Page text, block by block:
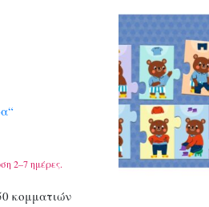
2–7 ημέρες.
κομματιών